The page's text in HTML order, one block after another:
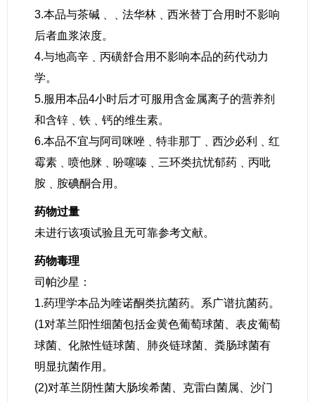
3.本品与茶碱﹑﹑法华林﹑西米替丁合用时不影响
后者血浆浓度。
4.与地高辛﹑丙磺舒合用不影响本品的药代动力
学。
5.服用本品4小时后才可服用含金属离子的营养剂
和含锌﹑铁﹑钙的维生素。
6.本品不宜与阿司咪唑﹑特非那丁﹑西沙必利﹑红
霉素﹑喷他脒﹑吩噻嗪﹑三环类抗忧郁药﹑丙吡
胺﹑胺碘酮合用。
药物过量
未进行该项试验且无可靠参考文献。
药物毒理
司帕沙星：
1.药理学本品为喹诺酮类抗菌药。系广谱抗菌药。
(1对革兰阳性细菌包括金黄色葡萄球菌、表皮葡萄
球菌、化脓性链球菌、肺炎链球菌、粪肠球菌有
明显抗菌作用。
(2)对革兰阴性菌大肠埃希菌、克雷白菌属、沙门